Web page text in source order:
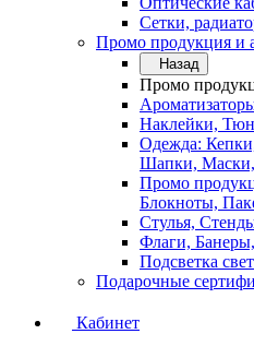
Сетки,
Промо продукция и
Назад
Промо
Наклейки,
Одежда:
Шапки,
Промо
Блокноты,
Стулья,
Флаги,
Подсветка
Подарочные
Кабинет